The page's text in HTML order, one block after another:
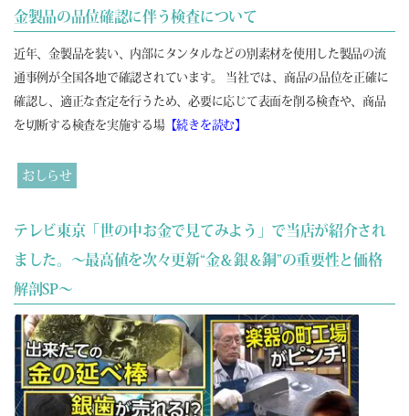
金製品の品位確認に伴う検査について
近年、金製品を装い、内部にタンタルなどの別素材を使用した製品の流
通事例が全国各地で確認されています。 当社では、商品の品位を正確に
確認し、適正な査定を行うため、必要に応じて表面を削る検査や、商品
を切断する検査を実施する場 【続きを読む】
おしらせ
テレビ東京「世の中お金で見てみよう」で当店が紹介され
ました。～最高値を次々更新“金＆銀＆銅”の重要性と価格
解剖SP～